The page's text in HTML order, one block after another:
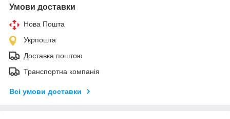
Умови доставки
Нова Пошта
Укрпошта
Доставка поштою
Транспортна компанія
Всі умови доставки